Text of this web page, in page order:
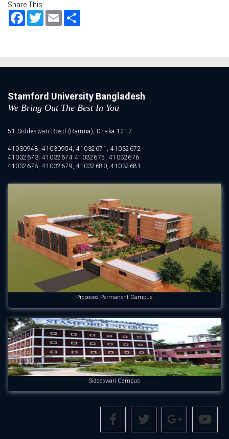
Share This:
Facebook
TwitterEmail
Stamford University Bangladesh
We Bring Out The Best In You
51 Siddeswari Road (Ramna), Dhaka-1217.
41030948, 41030954, 41032671, 41032672
41032673, 41032674 41032675, 41032676
41032678, 41032679, 41032680, 41032681
Proposed Permanent Campus
Siddeswari Campus